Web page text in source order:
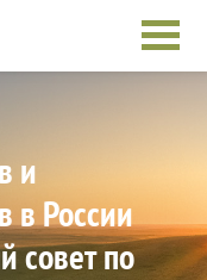
и
в России
совет по